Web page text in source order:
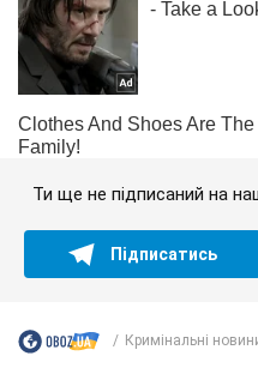
Ти ще не підписаний на
Підписатись
Кримінальні